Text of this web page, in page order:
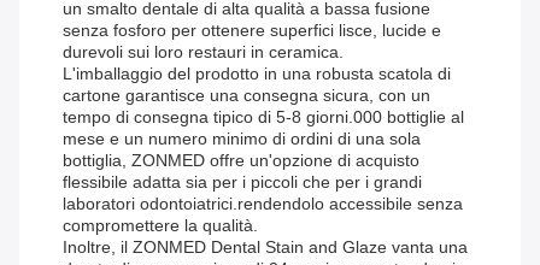
un smalto dentale di alta qualità a bassa fusione
senza fosforo per ottenere superfici lisce, lucide e
durevoli sui loro restauri in ceramica.
L'imballaggio del prodotto in una robusta scatola di
cartone garantisce una consegna sicura, con un
tempo di consegna tipico di 5-8 giorni.000 bottiglie al
mese e un numero minimo di ordini di una sola
bottiglia, ZONMED offre un'opzione di acquisto
flessibile adatta sia per i piccoli che per i grandi
laboratori odontoiatrici.rendendolo accessibile senza
compromettere la qualità.
Inoltre, il ZONMED Dental Stain and Glaze vanta una